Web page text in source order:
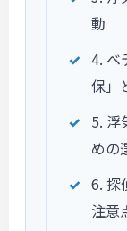
動
4. ベ
保」
5. 浮
めの
6. 探
注意